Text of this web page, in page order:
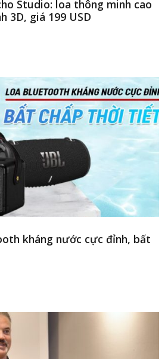
Studio: loa thông minh cao
3D, giá 199 USD
kháng nước cực đỉnh, bất